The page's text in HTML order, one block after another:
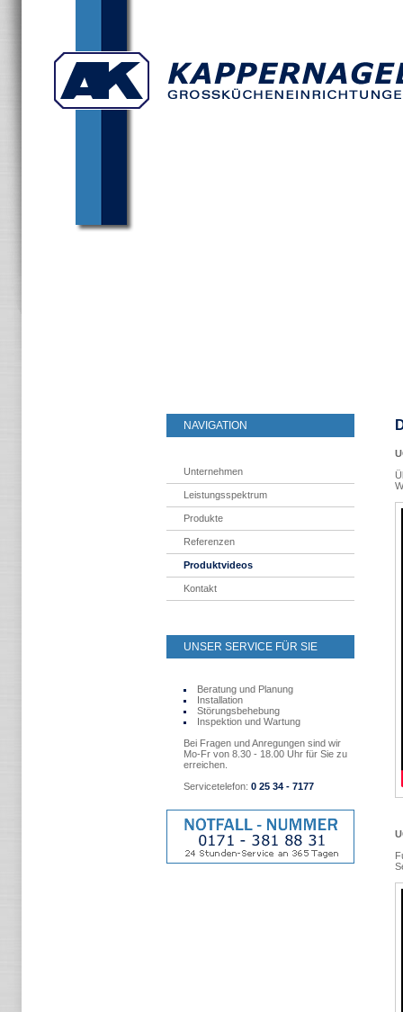
NAVIGATION
Unternehmen
Leistungsspektrum
Produkte
Referenzen
Produktvideos
Kontakt
UNSER SERVICE FÜR SIE
Beratung und Planung
Installation
Störungsbehebung
Inspektion und Wartung
Bei Fragen und Anregungen sind wir
Mo-Fr von 8.30 - 18.00 Uhr für Sie zu
erreichen.
Servicetelefon: 0 25 34 - 7177